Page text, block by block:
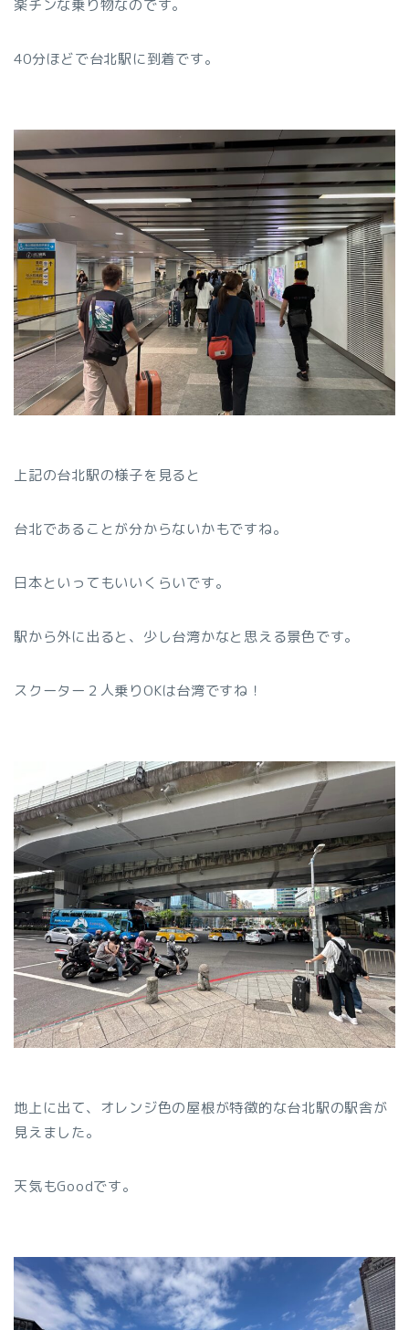
楽チンな乗り物なのです。
40分ほどで台北駅に到着です。
上記の台北駅の様子を見ると
台北であることが分からないかもですね。
日本といってもいいくらいです。
駅から外に出ると、少し台湾かなと思える景色です。
スクーター２人乗りOKは台湾ですね！
地上に出て、オレンジ色の屋根が特徴的な台北駅の駅舎が
見えました。
天気もGoodです。